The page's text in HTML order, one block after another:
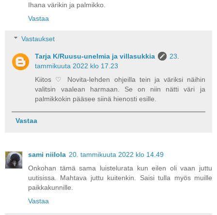
Ihana värikin ja palmikko.
Vastaa
Vastaukset
Tarja K/Ruusu-unelmia ja villasukkia
23.
tammikuuta 2022 klo 17.23
Kiitos ♡ Novita-lehden ohjeilla tein ja väriksi näihin
valitsin vaalean harmaan. Se on niin nätti väri ja
palmikkokin pääsee siinä hienosti esille.
Vastaa
sami niilola 20. tammikuuta 2022 klo 14.49
Onkohan tämä sama luistelurata kun eilen oli vaan juttu
uutisissa. Mahtava juttu kuitenkin. Saisi tulla myös muille
paikkakunnille.
Vastaa